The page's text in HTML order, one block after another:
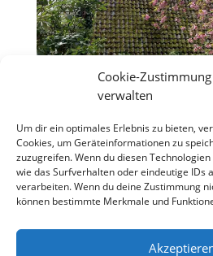
Cookie-Zustimmung
verwalten
Um dir ein optimales Erlebnis zu bieten,
Cookies, um Geräteinformationen zu
zuzugreifen. Wenn du diesen
wie das Surfverhalten oder eindeutige IDs
verarbeiten. Wenn du deine Zustimmung
können bestimmte Merkmale und
Übernachtung im kleinen
Übernachtung